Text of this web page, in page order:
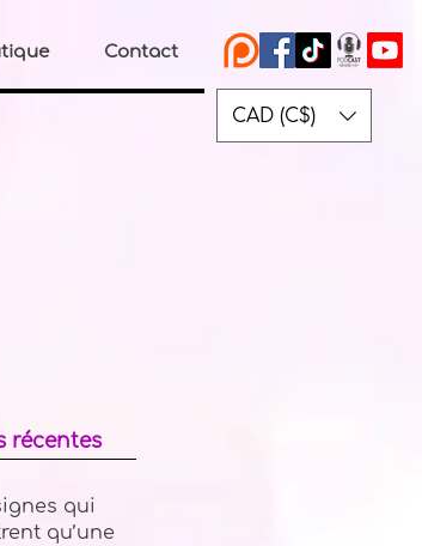
Contact
CAD (C$)
récentes
qui
qu’une